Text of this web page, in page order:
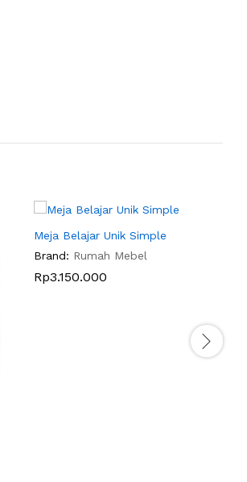
Meja Belajar Unik Simple
Brand: Rumah Mebel
Rp3.150.000